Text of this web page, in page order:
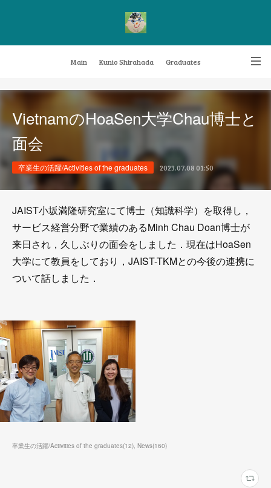
Main Kunio Shirahada Graduates
Transformative Knowledge Management Achievements Research themes
Archive FAQ
VietnamのHoaSen大学Chau博士と
面会
卒業生の活躍/Activities of the graduates 2023.07.08 01:50
JAIST小坂満隆研究室にて博士（知識科学）を取得し，
サービス経営分野で業績のあるMinh Chau Doan博士が
来日され，久しぶりの面会をしました．現在はHoaSen
大学にて教員をしており，JAIST-TKMとの今後の連携に
ついて話しました．
卒業生の活躍/Activities of the graduates(12) News(160)